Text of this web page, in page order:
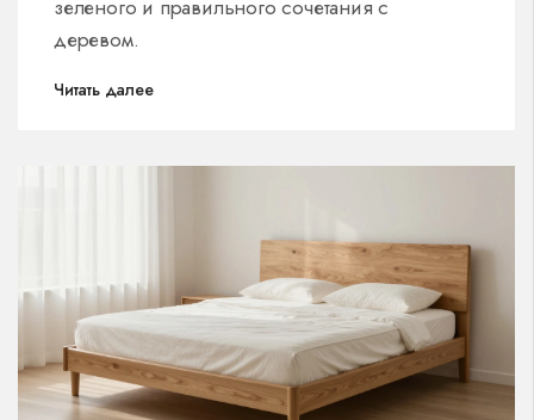
зеленого и правильного сочетания с
деревом.
Читать далее